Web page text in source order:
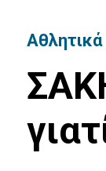
Αθλητικά